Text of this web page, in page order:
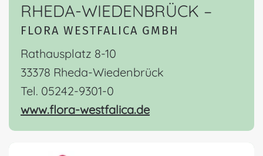
RHEDA-WIEDENBRÜCK –
FLORA WESTFALICA GMBH
Rathausplatz 8-10
33378 Rheda-Wiedenbrück
Tel. 05242-9301-0
www.flora-westfalica.de